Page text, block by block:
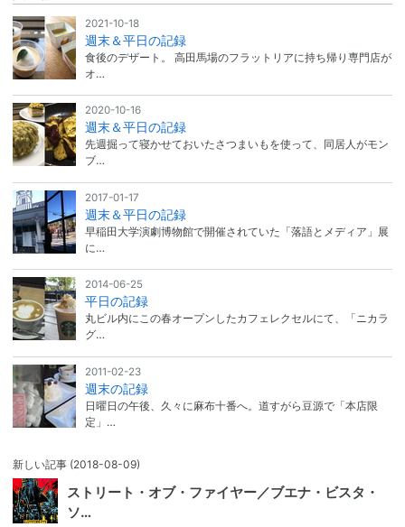
2021-10-18
週末＆平日の記録
食後のデザート。 高田馬場のフラットリアに持ち帰り専門店が
オ…
2020-10-16
週末＆平日の記録
先週掘って寝かせておいたさつまいもを使って、同居人がモン
ブ…
2017-01-17
週末＆平日の記録
早稲田大学演劇博物館で開催されていた「落語とメディア」展
に…
2014-06-25
平日の記録
丸ビル内にこの春オープンしたカフェレクセルにて、「ニカラ
グ…
2011-02-23
週末の記録
日曜日の午後、久々に麻布十番へ。道すがら豆源で「本店限
定」…
新しい記事 (2018-08-09)
ストリート・オブ・ファイヤー／ブエナ・ビスタ・
ソ…